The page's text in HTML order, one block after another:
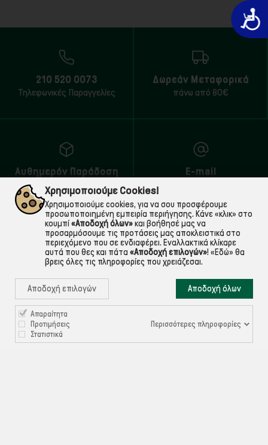
210 520 0073
Τηλεφωνικές Παραγγελίες
Δωρεάν Μεταφορικά
πάνω από 80€
Αυθημερόν Παράδοση
εντός Αττικής
E-mail
ΠΛΗΡΟΦΟΡΙΕΣ
ΧΡΉΣΙΜΑ 
Χρησιμοποιούμε Cookies!
Χρησιμοποιούμε cookies, για να σου προσφέρουμε
προσωποποιημένη εμπειρία περιήγησης. Κάνε «κλικ» στο
κουμπί«Αποδοχή όλων»και βοήθησέ μας να
προσαρμόσουμε τις προτάσεις μας αποκλειστικά στο
περιεχόμενο που σε ενδιαφέρει. Εναλλακτικά κλίκαρε
αυτά που θες και πάτα «Αποδοχή επιλογών»! «Εδώ» θα
βρεις όλες τις πληροφορίες που χρειάζεσαι.
Αποδοχή επιλογών Αποδοχή όλων
Απαραίτητα
Προτιμήσεις
Στατιστικά
Περισσότερες πληροφορίες